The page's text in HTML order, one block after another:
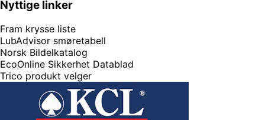
Nyttige linker
Fram krysse liste
LubAdvisor smøretabell
Norsk Bildelkatalog
EcoOnline Sikkerhet Datablad
Trico produkt velger